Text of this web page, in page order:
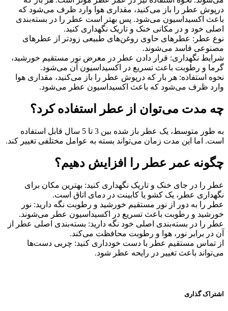
درپوش عطر را باز می‌کنید، مقداری هوا وارد ظرف می‌شود که
باعث اکسیداسیون می‌شود. پس بهتر است عطر را در بسته‌بندی
اصلی خود و در مکانی خنک و تاریک نگهداری کنید.
نوع عطر: عطرهای حاوی روغن‌های طبیعی زودتر از عطرهای
مصنوعی فاسد می‌شوند.
شرایط نگهداری: قرار دادن عطر در معرض نور مستقیم خورشید،
گرما و رطوبت باعث تسریع در اکسیداسیون آن می‌شود.
نحوه استفاده: هر بار که درپوش عطر را باز می‌کنید، مقداری هوا
وارد ظرف می‌شود که باعث اکسیداسیون عطر می‌شود.
چه مدت می‌توان از عطر استفاده کرد؟
به طور متوسط، یک عطر باز شده بین 3 تا 5 سال قابل استفاده
است. اما این مدت زمان می‌تواند بسته به عوامل مختلفی تغییر کند.
چگونه عمر عطر را افزایش دهیم؟
عطر را در جای خنک و تاریک نگهداری کنید: بهترین مکان برای
نگهداری عطر، یک کشو یا کابینت در دمای اتاق است.
عطر را به دور از نور مستقیم خورشید و رطوبت نگه دارید: نور
خورشید و رطوبت باعث تسریع در اکسیداسیون عطر می‌شوند.
عطر را در بسته‌بندی اصلی خود نگه دارید: بسته‌بندی اصلی عطر از
آن در برابر نور، هوا و رطوبت محافظت می‌کند.
از تماس مستقیم عطر با دست خودداری کنید: چربی دست‌ها
می‌تواند باعث تغییر در رایحه عطر شود.
اشتراک گذاری